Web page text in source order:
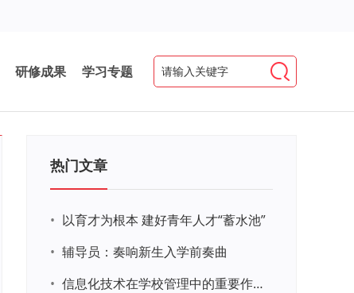
研修成果 学习专题
热门文章
• 以育才为根本 建好青年人才“蓄水池”
• 辅导员：奏响新生入学前奏曲
•
信息化技术在学校管理中的重要作用 ——以贵州省威宁民族中学和校园使用等为例